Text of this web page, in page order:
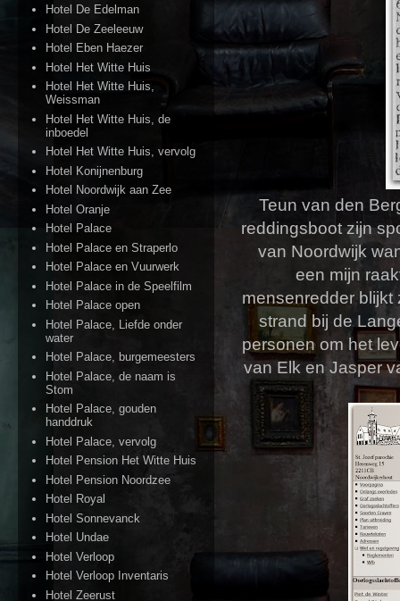
Teun van den
reddingsboot zijn
van Noordwijk
een mijn
mensenredder
strand bij de
personen om het
van Elk en Jasper
Hotel De Edelman
Hotel De Zeeleeuw
Hotel Eben Haezer
Hotel Het Witte Huis
Hotel Het Witte Huis,
Weissman
Hotel Het Witte Huis, de
inboedel
Hotel Het Witte Huis, vervolg
Hotel Konijnenburg
Hotel Noordwijk aan Zee
Hotel Oranje
Hotel Palace
Hotel Palace en Straperlo
Hotel Palace en Vuurwerk
Hotel Palace in de Speelfilm
Hotel Palace open
Hotel Palace, Liefde onder
water
Hotel Palace, burgemeesters
Hotel Palace, de naam is
Stom
Hotel Palace, gouden
handdruk
Hotel Palace, vervolg
Hotel Pension Het Witte Huis
Hotel Pension Noordzee
Hotel Royal
Hotel Sonnevanck
Hotel Undae
Hotel Verloop
Hotel Verloop Inventaris
Hotel Zeerust